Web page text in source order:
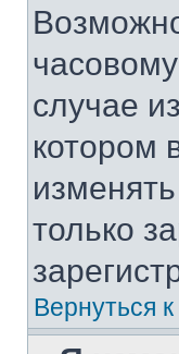
случае
котором
только
Вернуться